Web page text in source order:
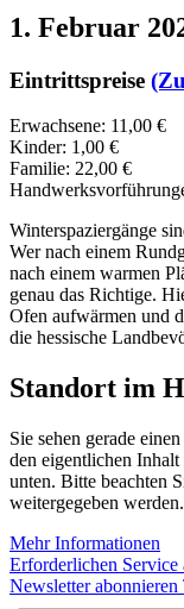
1. Februar
Eintrittspreise
Erwachsene: 11,00 €
Kinder: 1,00 €
Familie: 22,00 €
Winterspaziergänge
Wer nach einem
nach einem warmen
genau das Richtige.
Ofen aufwärmen und
die hessische
Standort im
Sie sehen gerade
den eigentlichen
unten. Bitte beachten
weitergegeben werden.
Mehr Informationen
Erforderlichen Service
Newsletter abonnieren